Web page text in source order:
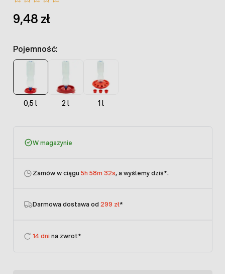
9,48 zł
Pojemność:
0,5 l 2 l 1 l
W magazynie
Zamów w ciągu 5h 58m 32s, a wyślemy dziś*.
Darmowa dostawa od 299 zł*
14 dni na zwrot*